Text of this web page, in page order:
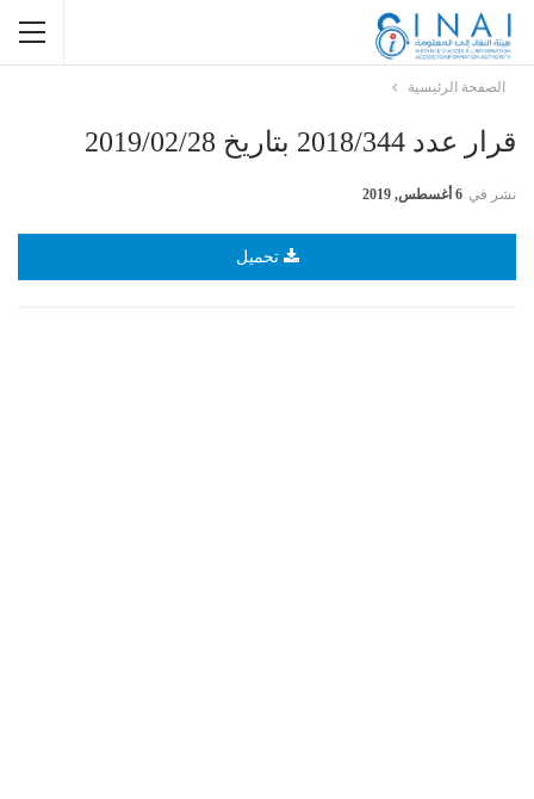
الصفحة الرئيسية
قرار عدد 2018/344 بتاريخ 2019/02/28
نشر في 6 أغسطس, 2019
تحميل